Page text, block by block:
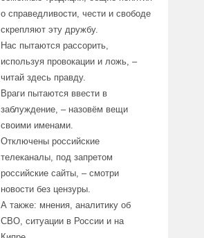
о справедливости, чести и свободе
скрепляют эту дружбу.
Нас пытаются рассорить,
используя провокации и ложь, –
читай здесь правду.
Враги пытаются ввести в
заблуждение, – назовём вещи
своими именами.
Отключены российские
телеканалы, под запретом
российские сайты, – смотри
новости без цензуры.
А также: мнения, аналитику об
СВО, ситуации в России и на